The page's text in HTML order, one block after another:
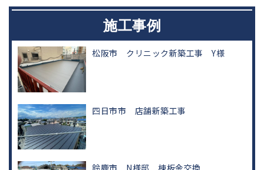
施工事例
松阪市 クリニック新築工事 Y様
四日市市 店舗新築工事